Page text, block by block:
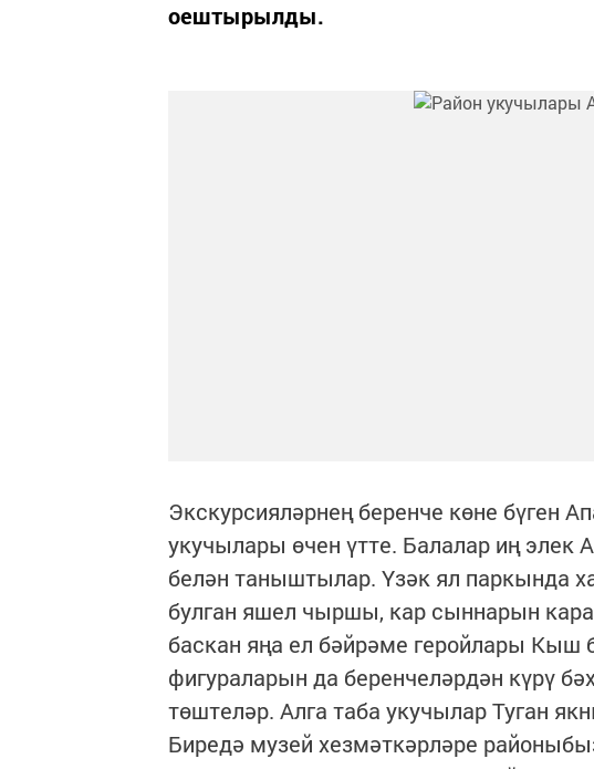
оештырылды.
Экскурсияләрнең беренче көне бүген
укучылары өчен үтте. Балалар иң элек
белән таныштылар. Үзәк ял паркында
булган яшел чыршы, кар сыннарын
баскан яңа ел бәйрәме геройлары Кыш
фигураларын да беренчеләрдән күрү
төштеләр. Алга таба укучылар Туган
Биредә музей хезмәткәрләре